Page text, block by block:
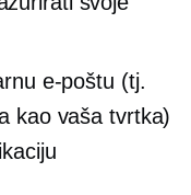
e-poštu (tj.
kao vaša tvrtka)